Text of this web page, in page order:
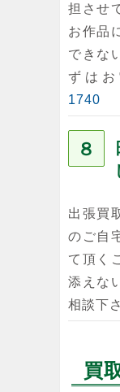
担させ
お作品
できな
ずはお
1740
８
出張買
のご自
て頂く
添えな
相談下
買